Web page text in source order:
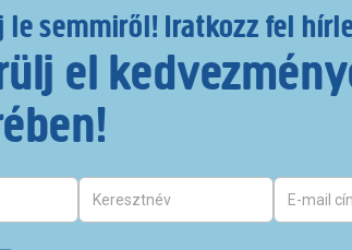
le semmiről! Iratkozz fel
el